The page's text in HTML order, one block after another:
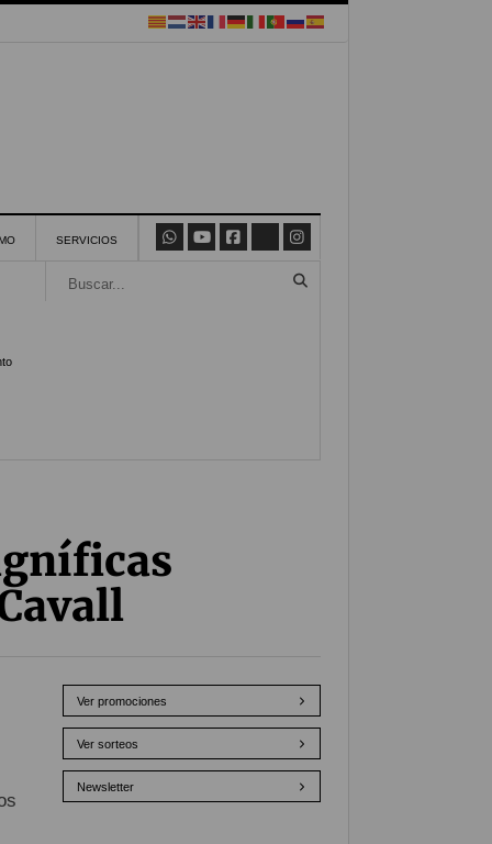
SERVICIOS
Ver promociones
Ver sorteos
Newsletter